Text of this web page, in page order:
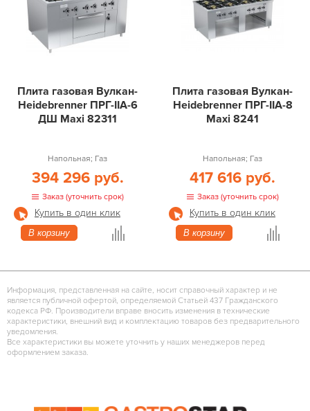
Плита газовая Вулкан-
Heidebrenner ПРГ-IIA-6
ДШ Maxi 82311
Напольная; Газ
394 296 руб.
Заказ (уточнить срок)
Купить в один клик
В корзину
Плита газовая Вулкан-
Heidebrenner ПРГ-IIA-8
Maxi 8241
Напольная; Газ
417 616 руб.
Заказ (уточнить срок)
Купить в один клик
В корзину
Информация, представленная на сайте, носит справочный характер и не
является публичной офертой, определяемой Статьей 437 Гражданского
кодекса РФ. Производители вправе вносить изменения в технические
характеристики, внешний вид и комплектацию товаров без предварительного
уведомления.
Все характеристики вы можете уточнить у наших менеджеров перед
оформлением заказа.